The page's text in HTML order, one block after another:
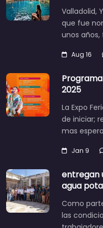
Valladolid,
que fue
unos
Aug 16
2025
La Expo
de iniciar;
mas
Jan 9
entregan
agua
Como
las